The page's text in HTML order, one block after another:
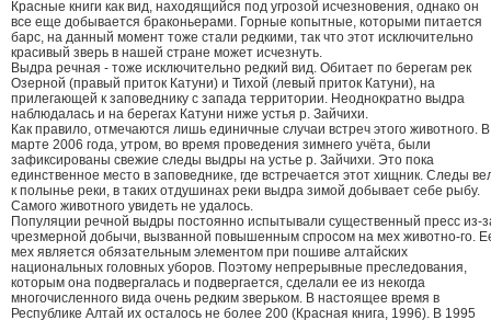
Красные книги как вид, находящийся под угрозой исчезновения, однако он
все еще добывается браконьерами. Горные копытные, которыми питается
барс, на данный момент тоже стали редкими, так что этот исключительно
красивый зверь в нашей стране может исчезнуть.
Выдра речная - тоже исключительно редкий вид. Обитает по берегам рек
Озерной (правый приток Катуни) и Тихой (левый приток Катуни), на
прилегающей к заповеднику с запада территории. Неоднократно выдра
наблюдалась и на берегах Катуни ниже устья р. Зайчихи.
Как правило, отмечаются лишь единичные случаи встреч этого животного. В
марте 2006 года, утром, во время проведения зимнего учёта, были
зафиксированы свежие следы выдры на устье р. Зайчихи. Это пока
единственное место в заповеднике, где встречается этот хищник. Следы
к полынье реки, в таких отдушинах реки выдра зимой добывает себе рыбу.
Самого животного увидеть не удалось.
Популяции речной выдры постоянно испытывали существенный пресс из-
чрезмерной добычи, вызванной повышенным спросом на мех животно-го.
мех является обязательным элементом при пошиве алтайских
национальных головных уборов. Поэтому непрерывные преследования,
которым она подвергалась и подвергается, сделали ее из некогда
многочисленного вида очень редким зверьком. В настоящее время в
Республике Алтай их осталось не более 200 (Красная книга, 1996). В 1995